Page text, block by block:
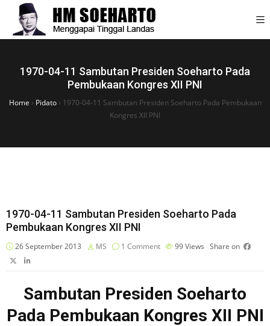
1970-04-11 Sambutan Presiden Soeharto Pada
Pembukaan Kongres XII PNI
Home › Pidato› 1970-04-11 Sambutan Presiden Soeharto Pada Pembukaan
Kongres XII PNI
1970-04-11 Sambutan Presiden Soeharto Pada
Pembukaan Kongres XII PNI
26 September 2013 MS 1 Comment 99Views Share on
Sambutan Presiden Soeharto
Pada Pembukaan Kongres XII PNI